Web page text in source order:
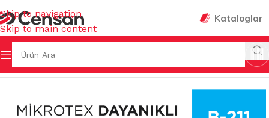
Skip to navigation
Skip to main content
Kataloglar
MİKROFİBER TEMİZLİK BEZLERİ